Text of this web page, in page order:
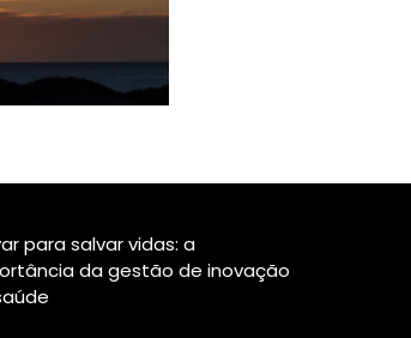
para salvar vidas: a
da gestão de inovação